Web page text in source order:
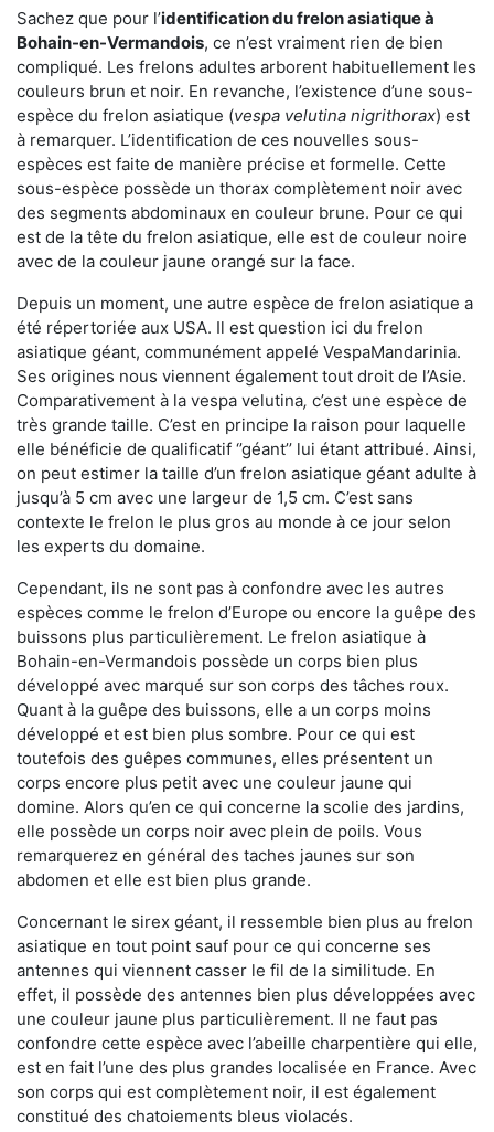
Sachez que pour l’identification du frelon asiatiqueà
Bohain-en-Vermandois, ce n’est vraiment rien de bien
compliqué. Les frelons adultes arborent habituellement les
couleurs brun et noir. En revanche, l’existence d’une sous-
espèce du frelon asiatique (vespa velutina nigrithorax) est
à remarquer. L’identification de ces nouvelles sous-
espèces est faite de manière précise et formelle. Cette
sous-espèce possède un thorax complètement noir avec
des segments abdominaux en couleur brune. Pour ce qui
est de la tête du frelon asiatique, elle est de couleur noire
avec de la couleur jaune orangé sur la face.
Depuis un moment, une autre espèce de frelon asiatique a
été répertoriée aux USA. Il est question ici du frelon
asiatique géant, communément appelé VespaMandarinia.
Ses origines nous viennent également tout droit de l’Asie.
Comparativement à la vespa velutina, c’est une espèce de
très grande taille. C’est en principe la raison pour laquelle
elle bénéficie de qualificatif ‘’géant’’ lui étant attribué. Ainsi,
on peut estimer la taille d’un frelon asiatique géant adulte à
jusqu’à 5 cm avec une largeur de 1,5 cm. C’est sans
contexte le frelon le plus gros au monde à ce jour selon
les experts du domaine.
Cependant, ils ne sont pas à confondre avec les autres
espèces comme le frelon d’Europe ou encore la guêpe des
buissons plus particulièrement. Le frelon asiatique à
Bohain-en-Vermandois possède un corps bien plus
développé avec marqué sur son corps des tâches roux.
Quant à la guêpe des buissons, elle a un corps moins
développé et est bien plus sombre. Pour ce qui est
toutefois des guêpes communes, elles présentent un
corps encore plus petit avec une couleur jaune qui
domine. Alors qu’en ce qui concerne la scolie des jardins,
elle possède un corps noir avec plein de poils. Vous
remarquerez en général des taches jaunes sur son
abdomen et elle est bien plus grande.
Concernant le sirex géant, il ressemble bien plus au frelon
asiatique en tout point sauf pour ce qui concerne ses
antennes qui viennent casser le fil de la similitude. En
effet, il possède des antennes bien plus développées avec
une couleur jaune plus particulièrement. Il ne faut pas
confondre cette espèce avec l’abeille charpentière qui elle,
est en fait l’une des plus grandes localisée en France. Avec
son corps qui est complètement noir, il est également
constitué des chatoiements bleus violacés.